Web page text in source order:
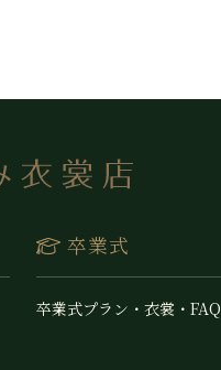
卒業式
卒業式プラン・衣裳・FAQ